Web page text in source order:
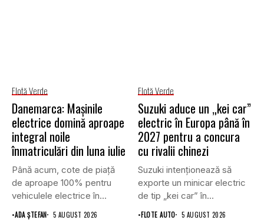
Flotă Verde
Danemarca: Mașinile
electrice domină aproape
integral noile
înmatriculări din luna iulie
Până acum, cote de piață
de aproape 100% pentru
vehiculele electrice în...
•ADA ȘTEFAN 5 AUGUST 2026
Flotă Verde
Suzuki aduce un „kei car”
electric în Europa până în
2027 pentru a concura
cu rivalii chinezi
Suzuki intenționează să
exporte un minicar electric
de tip „kei car” în...
•FLOTE AUTO 5 AUGUST 2026